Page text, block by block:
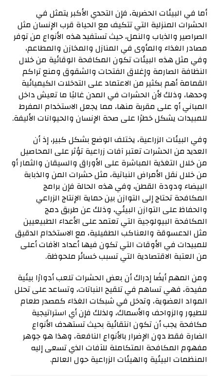
أما في البيئات الحضرية، فإن التحدي الأكبر يتمثل في
الحشرات المنزلية التي تتكيف مع الحياة قرب الإنسان مثل
الصراصير والذباب والنمل، حيث تستفيد هذه الأنواع من توفر
مصادر الغذاء والمأوى في المنازل والمخازن والمطاعم،
وفي مثل هذه البيئات تكون المكافحة الوقائية من خلال
النظافة الصارمة وإغلاق الفتحات والشقوق ومنع تراكم
القمامة أهم بكثير من الاعتماد على التدخلات الكيميائية
وحدها، وذلك لأن الحشرات في المدن غالبًا ما تعيش داخل
المباني أو على مقربة منها، مما يجعل الاستخدام المفرط
للمبيدات يشكل خطرًا على صحة الإنسان والحيوانات الأليفة.
وفي البيئات الزراعية، يختلف الوضع بشكل كبير، إذ أن
العديد من الحشرات تعتبر آفات زراعية تؤثر على المحاصيل
من خلال التغذية المباشرة على الأوراق والسيقان والثمار أو
من خلال نقل الأمراض النباتية، مثل حشرات المن والذبابة
البيضاء ودودة القطن، وفي هذه الحالة فإن برامج
المكافحة تحتاج إلى التوازن بين حماية الإنتاج الزراعي
والحفاظ على التوازن البيئي، وذلك عن طريق دمج
المكافحة البيولوجية التي تعتمد على الأعداء الطبيعيين
مثل الدعسوقة والعناكب الطفيلية، مع الاستخدام الدقيق
للمبيدات في الأوقات التي تكون فيها أعداد الآفات أعلى
من العتبة الاقتصادية التي تسبب خسائر ملحوظة.
ومن المهم أيضًا إدراك أن بعض الحشرات تلعب أدوارًا بيئية
مفيدة، فهي تساهم في تلقيح النباتات، وتساعد على تحلل
المواد العضوية، وتدخل في شبكات الغذاء كمصدر طعام
للطيور والزواحف والأسماك، ولذلك فإن أي استراتيجية
مكافحة يجب أن تكون انتقائية بحيث تستهدف الأنواع
الضارة فقط دون الإضرار بالأنواع النافعة، وهذا هو جوهر
مفهوم المكافحة المتكاملة للآفات الذي تسعى إليه
المنظمات البيئية والهيئات الزراعية حول العالم.